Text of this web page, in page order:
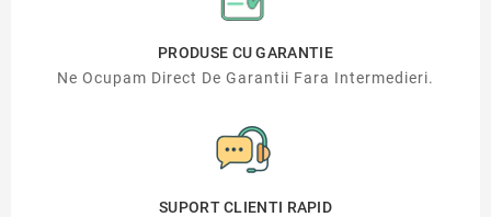
PRODUSE CU GARANTIE
Ne Ocupam Direct De Garantii Fara Intermedieri.
SUPORT CLIENTI RAPID